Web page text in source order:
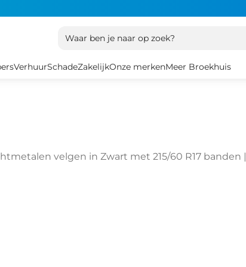
Waar ben je naar op zoek?
VerhuurSchadeZakelijkOnze merkenMeer Broekhuis
velgen in Zwart met 215/60 R17 banden |